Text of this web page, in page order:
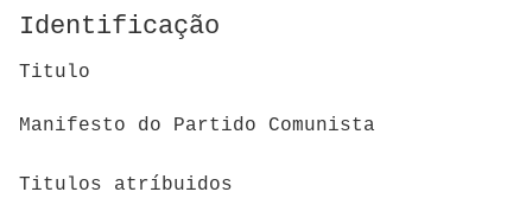
Identificação
Titulo
Manifesto do Partido Comunista
Titulos atríbuidos